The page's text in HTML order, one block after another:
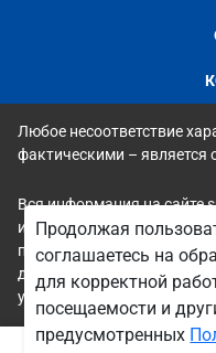
Любое несоответствие
фактическими – является
Вся информация на сайте
исключительно
при каких условиях не
дополнительную
указанным на сайте.
Продолжая
соглашаетесь на
для корректной
посещаемости и
предусмотренных